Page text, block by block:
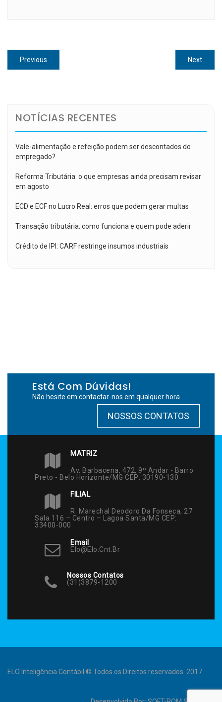
Navegação
de
Previous
post:
NextNext
post:
NOTÍCIAS RECENTES
Vale-alimentação e refeição podem ser descontados do
empregado?
Reforma Tributária: o que empresas ainda precisam revisar
em agosto
ECD e ECF no Lucro Real: erros que podem gerar multas
Transação tributária: como funciona e quem pode aderir
Crédito de IPI: CARF restringe insumos industriais
Está Com Dúvidas!
Não hesite em contactar-nos em qualquer hora.
NOSSOS CONTATOS
MATRIZ
Av. Barbacena, 472, 9º Andar - Barro
Preto - Belo Horizonte/MG CEP: 30190-130
FILIAL
R. Marechal Deodoro Da Fonseca, 27
Sala 116 – Centro – Lagoa Santa/MG CEP:
33400-000
Email
Elo@elo.cnt.br
Nossos Contatos
(31)3879-1200
ELO Inteligência Contábil © Todos os Direitos reservados. 2017